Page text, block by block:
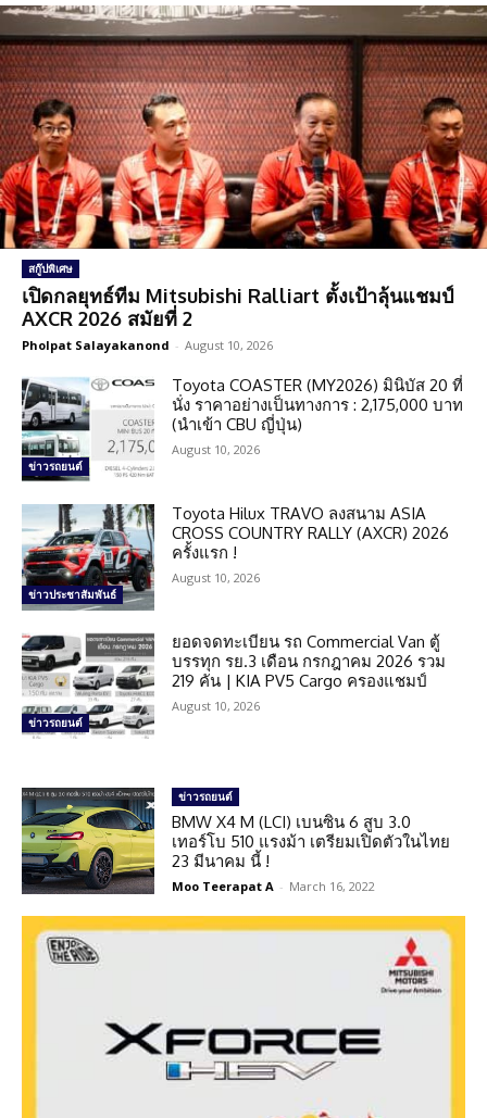
สกู๊ปพิเศษ
เปิดกลยุทธ์ทีม Mitsubishi Ralliart ตั้งเป้าลุ้นแชมป์
AXCR 2026 สมัยที่ 2
Pholpat Salayakanond - August 10, 2026
ข่าวรถยนต์
Toyota COASTER (MY2026) มินิบัส 20 ที่
นั่ง ราคาอย่างเป็นทางการ : 2,175,000 บาท
(นำเข้า CBU ญี่ปุ่น)
August 10, 2026
ข่าวประชาสัมพันธ์
Toyota Hilux TRAVO ลงสนาม ASIA
CROSS COUNTRY RALLY (AXCR) 2026
ครั้งแรก !
August 10, 2026
ข่าวรถยนต์
ยอดจดทะเบียน รถ Commercial Van ตู้
บรรทุก รย.3 เดือน กรกฎาคม 2026 รวม
219 คัน | KIA PV5 Cargo ครองแชมป์
August 10, 2026
ข่าวรถยนต์
BMW X4 M (LCI) เบนซิน 6 สูบ 3.0
เทอร์โบ 510 แรงม้า เตรียมเปิดตัวในไทย
23 มีนาคม นี้ !
Moo Teerapat A - March 16, 2022